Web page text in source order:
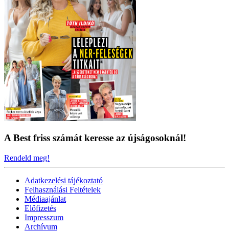
A Best friss számát keresse az újságosoknál!
Rendeld meg!
Adatkezelési tájékoztató
Felhasználási Feltételek
Médiaajánlat
Előfizetés
Impresszum
Archívum